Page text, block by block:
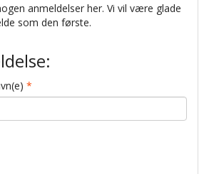
anmeldelser her. Vi vil være glade
som den første.